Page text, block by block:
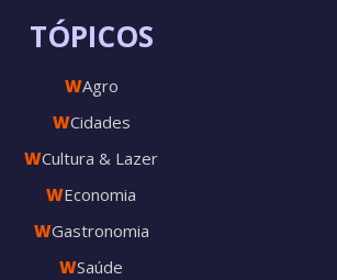
TÓPICOS
WAgro
WCidades
WCultura & Lazer
WEconomia
WGastronomia
WSaúde